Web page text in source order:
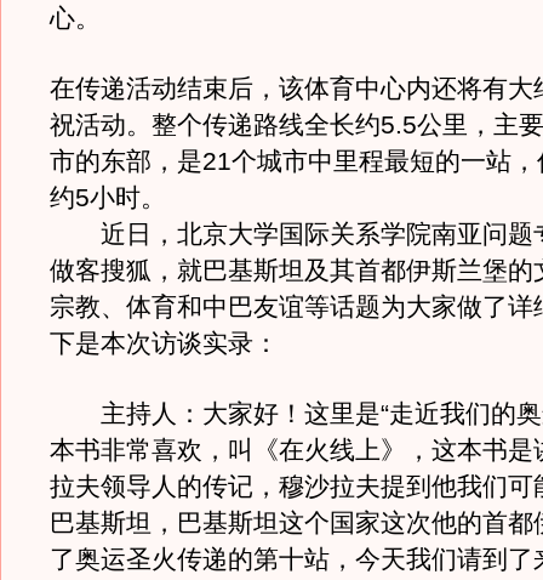
心。
在传递活动结束后，该体育中心内还将有大
祝活动。整个传递路线全长约5.5公里，主
市的东部，是21个城市中里程最短的一站
约5小时。
近日，北京大学国际关系学院南亚问题
做客搜狐，就巴基斯坦及其首都伊斯兰堡的
宗教、体育和中巴友谊等话题为大家做了详
下是本次访谈实录：
主持人：大家好！这里是“走近我们的奥
本书非常喜欢，叫《在火线上》，这本书是
拉夫领导人的传记，穆沙拉夫提到他我们可
巴基斯坦，巴基斯坦这个国家这次他的首都
了奥运圣火传递的第十站，今天我们请到了